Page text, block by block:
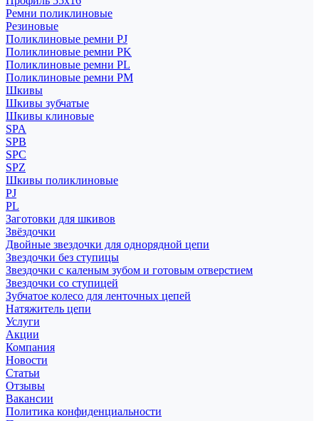
Ремни поликлиновые
Резиновые
Поликлиновые ремни PJ
Поликлиновые ремни PK
Поликлиновые ремни PL
Поликлиновые ремни PM
Шкивы
Шкивы зубчатые
Шкивы клиновые
SPA
SPB
SPC
SPZ
Шкивы поликлиновые
PJ
PL
Заготовки для шкивов
Звёздочки
Двойные звездочки для однорядной цепи
Звездочки без ступицы
Звездочки с каленым зубом и готовым отверстием
Звездочки со ступицей
Зубчатое колесо для ленточных цепей
Натяжитель цепи
Услуги
Акции
Компания
Новости
Статьи
Отзывы
Вакансии
Политика конфиденциальности